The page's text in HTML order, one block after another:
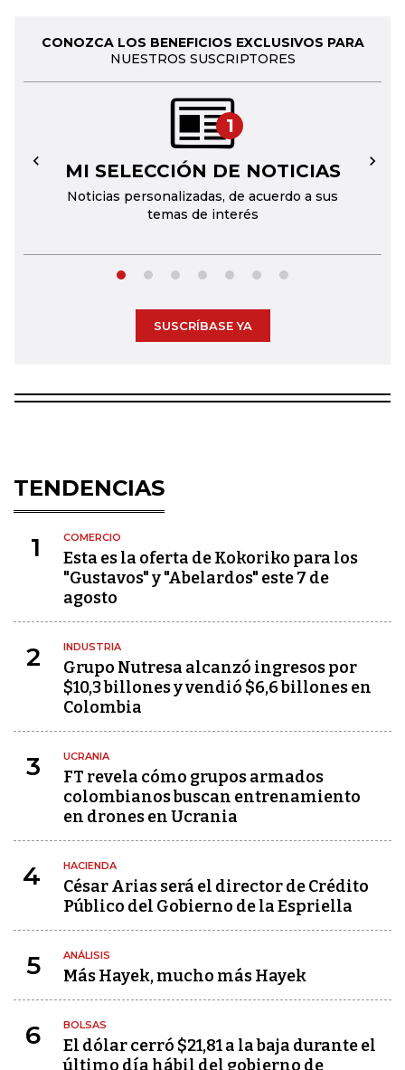
CONOZCA LOS BENEFICIOS EXCLUSIVOS PARA
NUESTROS SUSCRIPTORES
1
MI SELECCIÓN DE NOTICIAS
Noticias personalizadas, de acuerdo a sus
temas de interés
← →
SUSCRÍBASE YA
TENDENCIAS
1 COMERCIO
Esta es la oferta de Kokoriko para los
"Gustavos" y "Abelardos" este 7 de
agosto
2 INDUSTRIA
Grupo Nutresa alcanzó ingresos por
$10,3 billones y vendió $6,6 billones en
Colombia
3 UCRANIA
FT revela cómo grupos armados
colombianos buscan entrenamiento
en drones en Ucrania
4 HACIENDA
César Arias será el director de Crédito
Público del Gobierno de la Espriella
5 ANÁLISIS
Más Hayek, mucho más Hayek
6 BOLSAS
El dólar cerró $21,81 a la baja durante el
último día hábil del gobierno de